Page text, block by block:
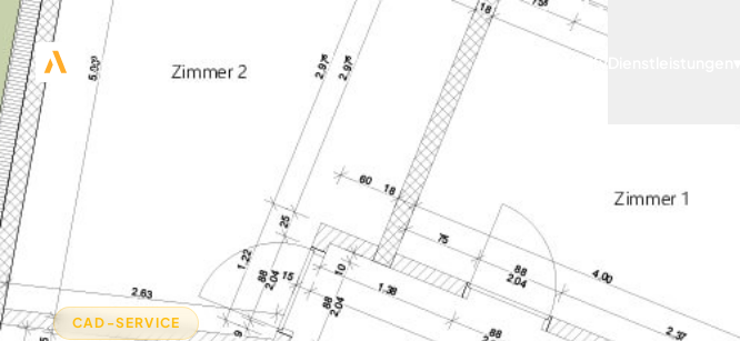
ArchifyDienstleistungen
CAD-SERVICE